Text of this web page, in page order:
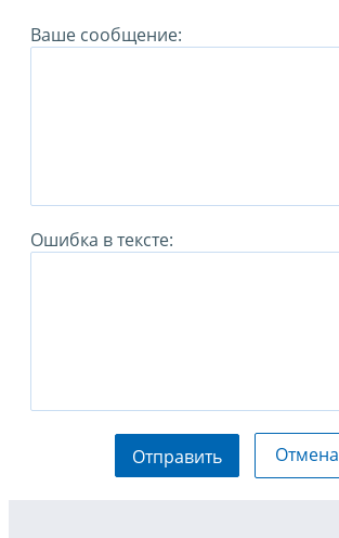
Ваше сообщение:
Ошибка в тексте:
Отправить Отмена